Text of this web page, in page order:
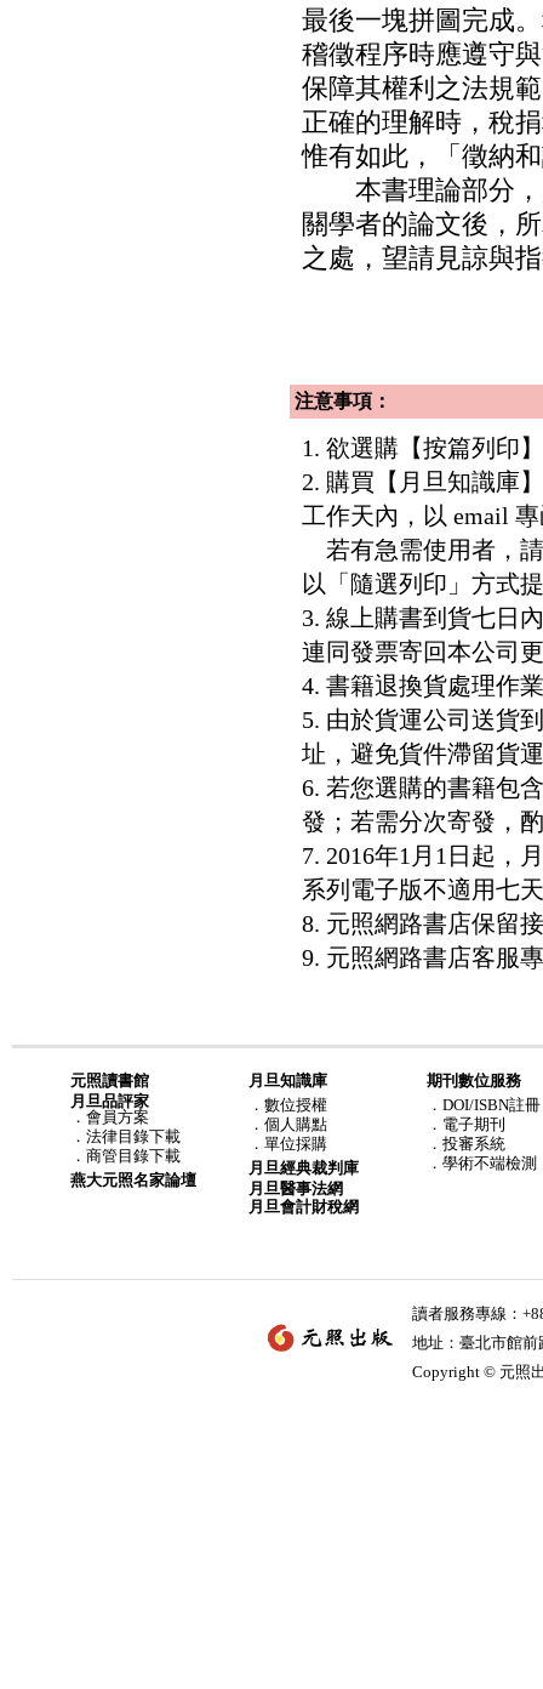
最後一塊拼圖完成
稽徵程序時應遵守
保障其權利之法規
正確的理解時，稅
惟有如此，「徵納
本書理論部分，
關學者的論文後，
之處，望請見諒與
注意事項：
1. 欲選購【按篇列印
2. 購買【月旦知識庫
工作天內，以 email
若有急需使用者，請
以「隨選列印」方式
3. 線上購書到貨七日
連同發票寄回本公司
4. 書籍退換貨處理作
5. 由於貨運公司送貨
址，避免貨件滯留貨
6. 若您選購的書籍包
發；若需分次寄發，
7. 2016年1月1日起，
系列電子版不適用七
8. 元照網路書店保留
9. 元照網路書店客服
元照讀書館
月旦品評家
． 會員方案
． 法律目錄下載
． 商管目錄下載
燕大元照名家論壇
月旦知識庫
． 數位授權
． 個人購點
． 單位採購
月旦經典裁判庫
月旦醫事法網
月旦會計財稅網
期刊數位服務
．DOI/ISBN註冊
．電子期刊
．投審系統
．學術不端檢測
讀者服務專線：
地址：臺北市館
Copyright © 元照